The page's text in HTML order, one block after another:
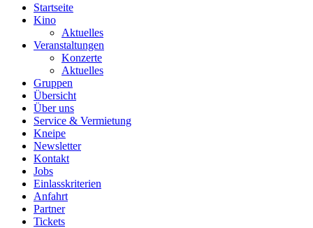
Startseite
Kino
Aktuelles
Veranstaltungen
Konzerte
Aktuelles
Gruppen
Übersicht
Über uns
Service & Vermietung
Kneipe
Newsletter
Kontakt
Jobs
Einlasskriterien
Anfahrt
Partner
Tickets